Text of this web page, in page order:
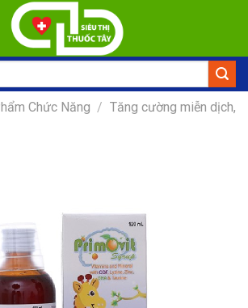
Chức Năng / Tăng cường miễn dịch,